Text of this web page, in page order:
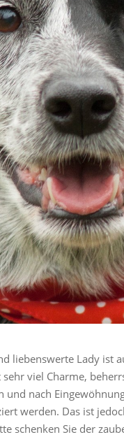
liebenswerte Lady ist
viel Charme,
nach
werden. Das ist
schenken Sie der